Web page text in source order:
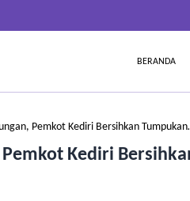
BERANDA
Pemkot Kediri Bersihkan
Kediri